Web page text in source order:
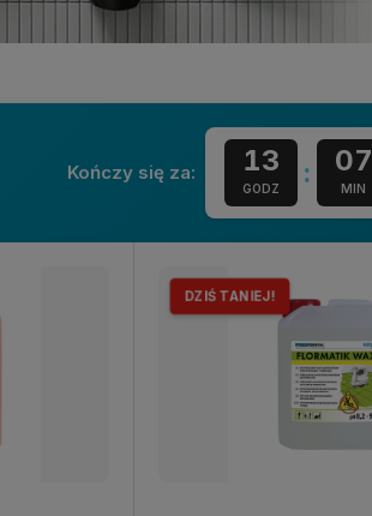
Kończy się za: 13
GODZ : 07
MIN
DZIŚ TANIEJ!